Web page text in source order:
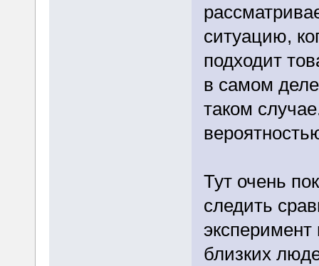
ситуацию,
подходит
в самом
таком
Тут очень
следить
эксперимент
близких